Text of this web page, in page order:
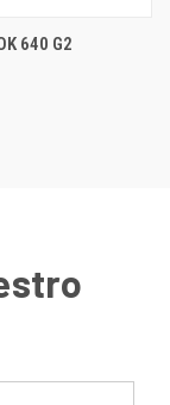
640 G2